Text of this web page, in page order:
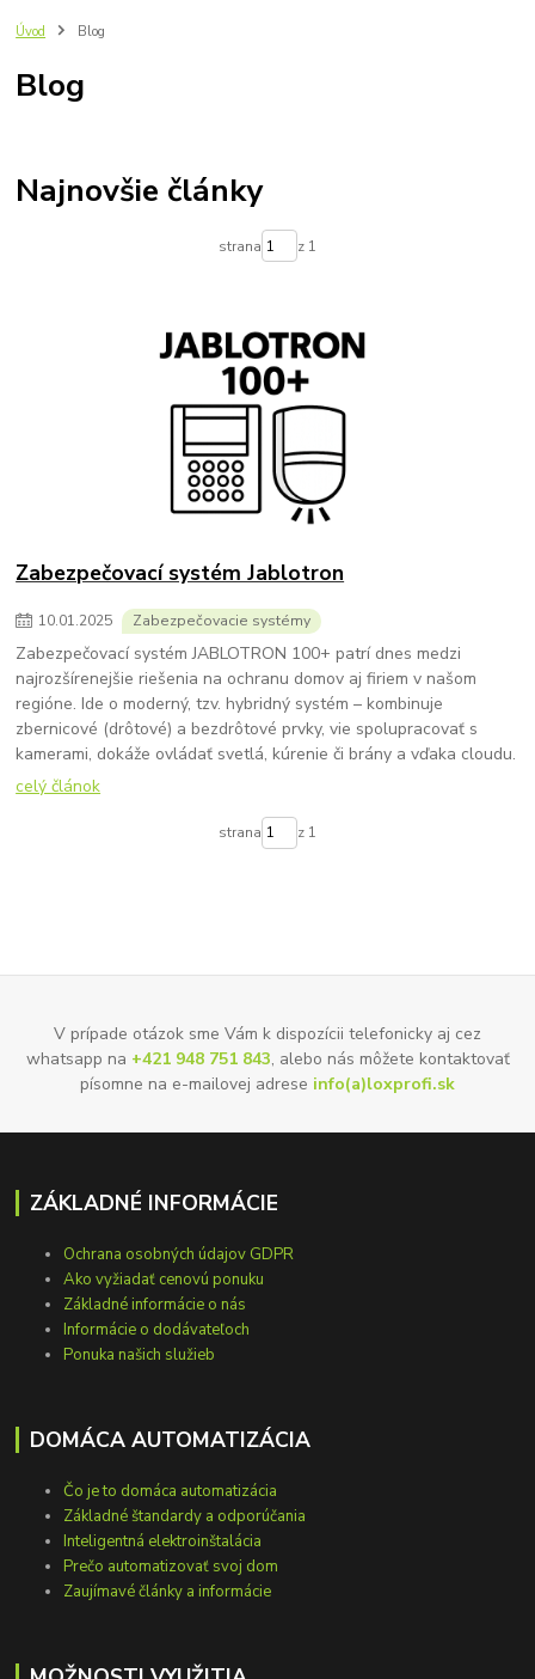
Úvod Blog
Blog
Najnovšie články
strana z 1
Zabezpečovací systém Jablotron
10.01.2025 Zabezpečovacie systémy
Zabezpečovací systém JABLOTRON 100+ patrí dnes medzi
najrozšírenejšie riešenia na ochranu domov aj firiem v našom
regióne. Ide o moderný, tzv. hybridný systém – kombinuje
zbernicové (drôtové) a bezdrôtové prvky, vie spolupracovať s
kamerami, dokáže ovládať svetlá, kúrenie či brány a vďaka cloudu.
celý článok
strana z 1
V prípade otázok sme Vám k dispozícii telefonicky aj cez
whatsapp na +421 948 751 843, alebo nás môžete kontaktovať
písomne na e-mailovej adrese info(a)loxprofi.sk
ZÁKLADNÉ INFORMÁCIE
Ochrana osobných údajov GDPR
Ako vyžiadať cenovú ponuku
Základné informácie o nás
Informácie o dodávateľoch
Ponuka našich služieb
DOMÁCA AUTOMATIZÁCIA
Čo je to domáca automatizácia
Základné štandardy a odporúčania
Inteligentná elektroinštalácia
Prečo automatizovať svoj dom
Zaujímavé články a informácie